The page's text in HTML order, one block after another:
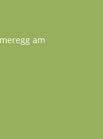
am